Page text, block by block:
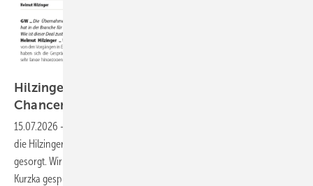
Hilzinger im Fokus: Wie das Unternehmen seine
Chancen
15.07.2026 -
die Hilzinger-Gruppe hat in der Branche für viel Gesprächsstoff
gesorgt. Wir haben mit Helmut und Armin Hilzinger sowie Martin
Kurzka gesprochen und dabei zentrale Fragen beleuchtet: Welche